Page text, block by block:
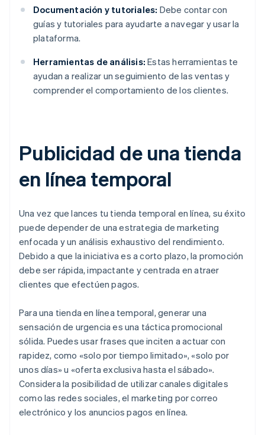
Documentación y tutoriales: Debe contar con
guías y tutoriales para ayudarte a navegar y usar la
plataforma.
Herramientas de análisis: Estas herramientas te
ayudan a realizar un seguimiento de las ventas y
comprender el comportamiento de los clientes.
Publicidad de una tienda
en línea temporal
Una vez que lances tu tienda temporal en línea, su éxito
puede depender de una estrategia de marketing
enfocada y un análisis exhaustivo del rendimiento.
Debido a que la iniciativa es a corto plazo, la promoción
debe ser rápida, impactante y centrada en atraer
clientes que efectúen pagos.
Para una tienda en línea temporal, generar una
sensación de urgencia es una táctica promocional
sólida. Puedes usar frases que inciten a actuar con
rapidez, como «solo por tiempo limitado», «solo por
unos días» u «oferta exclusiva hasta el sábado».
Considera la posibilidad de utilizar canales digitales
como las redes sociales, el marketing por correo
electrónico y los anuncios pagos en línea.